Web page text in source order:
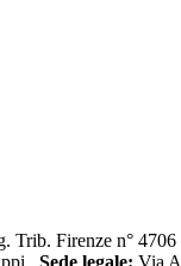
Trib. Firenze n° 4706
Sede legale: Via